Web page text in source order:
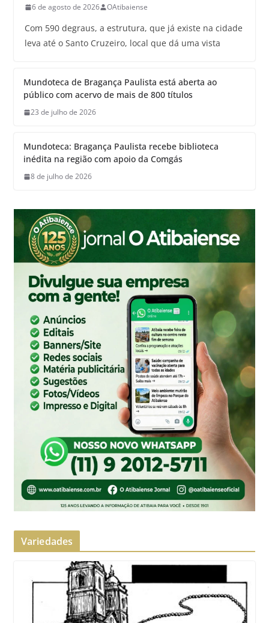
6 de agosto de 2026 OAtibaiense
Com 590 degraus, a estrutura, que já existe na cidade
leva até o Santo Cruzeiro, local que dá uma vista
Mundoteca de Bragança Paulista está aberta ao
público com acervo de mais de 800 títulos
23 de julho de 2026
Mundoteca: Bragança Paulista recebe biblioteca
inédita na região com apoio da Comgás
8 de julho de 2026
Variedades